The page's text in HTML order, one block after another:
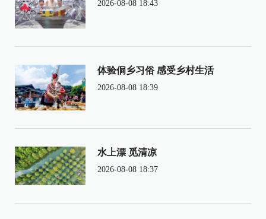
2026-08-08 18:43
体验侗乡习俗 感受乡村生活
2026-08-08 18:39
水上漂 觅清凉
2026-08-08 18:37